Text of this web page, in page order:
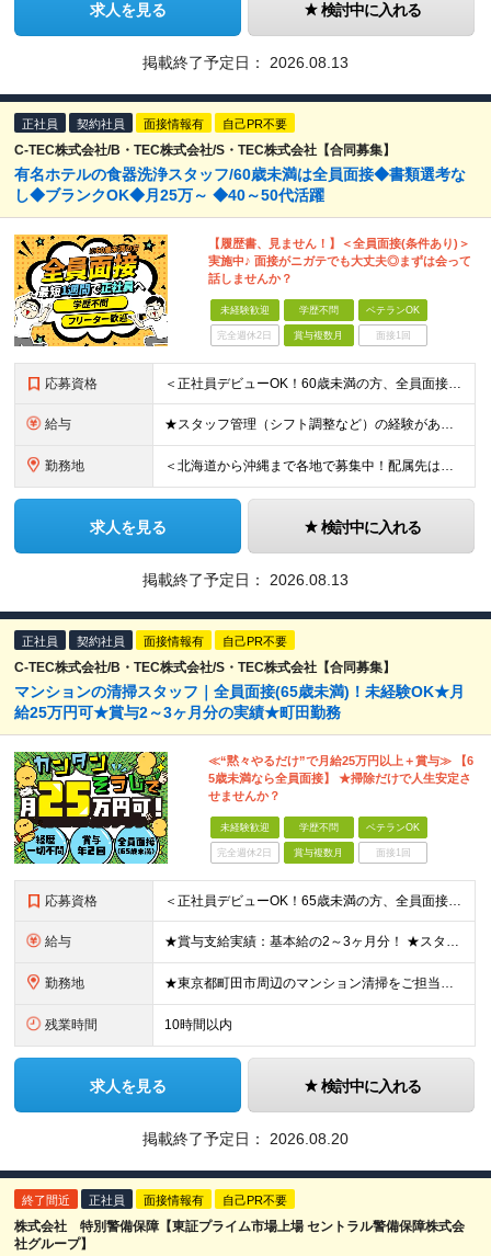
求人を見る 検討中に入れる
掲載終了予定日： 2026.08.13
正社員 契約社員 面接情報有 自己PR不要
C-TEC株式会社/B・TEC株式会社/S・TEC株式会社【合同募集】
有名ホテルの食器洗浄スタッフ/60歳未満は全員面接◆書類選考な
し◆ブランクOK◆月25万～ ◆40～50代活躍
【履歴書、見ません！】＜全員面接(条件あり)＞
実施中♪ 面接がニガテでも大丈夫◎まずは会って
話しませんか？
未経験歓迎 学歴不問 ベテランOK
完全週休2日 賞与複数月 面接1回
応募資格 ＜正社員デビューOK！60歳未満の方、全員面接＞ ◆学歴・経歴不問 ◆転職回数が多くてもOK ◆未経験／第二新卒OK ◆ブランクありOK ◆60歳未満の方（※定年年齢を上限として募集するため） ☆普
給与 ★スタッフ管理（シフト調整など）の経験があれば【月給28万円以上】 ★賞与支給実績：基本給の2ヶ月分～3ヶ月分 ＝＝ライフスタイルに合わせて働き方を選べます＝＝ ■正社員 ＜未経験者＞月給25万円～
勤務地 ＜北海道から沖縄まで各地で募集中！配属先は希望に合わせて決定します＞ ■北海道 ・パーク ハイアット ニセコ HANAZONO ★住み込み可 北海道虻田郡倶知安町字岩尾別328-47 ■東京都 ・
求人を見る 検討中に入れる
掲載終了予定日： 2026.08.13
正社員 契約社員 面接情報有 自己PR不要
C-TEC株式会社/B・TEC株式会社/S・TEC株式会社【合同募集】
マンションの清掃スタッフ｜全員面接(65歳未満)！未経験OK★月
給25万円可★賞与2～3ヶ月分の実績★町田勤務
≪“黙々やるだけ”で月給25万円以上＋賞与≫ 【6
5歳未満なら全員面接】 ★掃除だけで人生安定さ
せませんか？
未経験歓迎 学歴不問 ベテランOK
完全週休2日 賞与複数月 面接1回
応募資格 ＜正社員デビューOK！65歳未満の方、全員面接＞ ◆学歴・経歴不問 ◆転職回数が多くてもOK ◆未経験／第二新卒OK ◆ブランクありOK ◆65歳未満の方（※定年年齢を上限として募集するため） ★黙
給与 ★賞与支給実績：基本給の2～3ヶ月分！ ★スタッフ管理（シフト調整など）の経験があれば【月給28万円以上】 ＝＝ライフスタイルに合わせて働き方を選べます＝＝ ■正社員 ＜未経験者＞月給25万円～35
勤務地 ★東京都町田市周辺のマンション清掃をご担当いただきます！ 【B・TEC株式会社／町田事業部】 東京都町田市南町田3-32-50 ※雇用先はB・TEC株式会社です ※(変更の範囲)上記を除く当社関連
残業時間 10時間以内
求人を見る 検討中に入れる
掲載終了予定日： 2026.08.20
終了間近 正社員 面接情報有 自己PR不要
株式会社 特別警備保障【東証プライム市場上場 セントラル警備保障株式会
社グループ】